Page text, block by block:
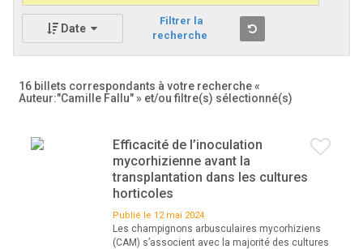
Date
Filtrer la
recherche
16 billets correspondants à votre recherche«
Auteur:"Camille Fallu" » et/ou filtre(s) sélectionné(s)
Efficacité de l’inoculation
mycorhizienne avant la
transplantation dans les cultures
horticoles
Publié le 12 mai 2024
Les champignons arbusculaires mycorhiziens
(CAM) s’associent avec la majorité des cultures